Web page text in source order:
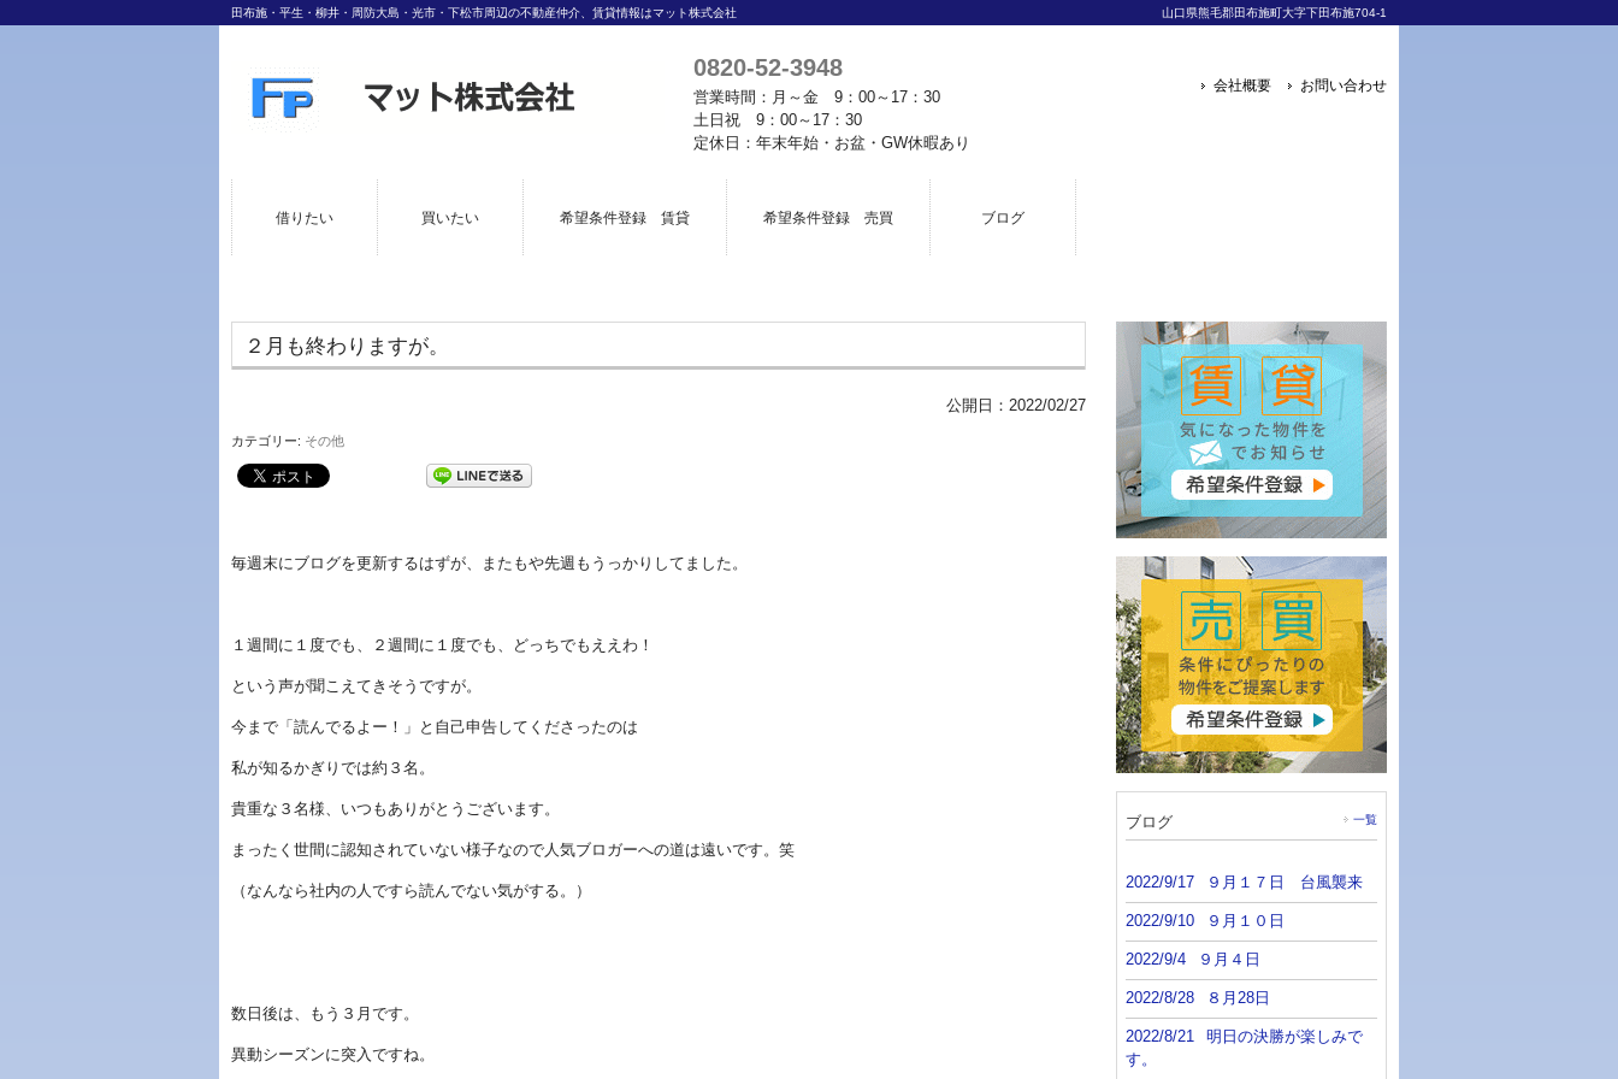
田布施・平生・柳井・周防大島・光市・下松市周辺の不動産仲介、賃貸情報はマット株式会社 山口県熊毛郡田布施町大字下田布施704-1
0820-52-3948
営業時間：月～金 9：00～17：30
土日祝 9：00～17：30
定休日：年末年始・お盆・GW休暇あり
会社概要 お問い合わせ
借りたい 買いたい 希望条件登録 賃貸 希望条件登録 売買 ブログ
２月も終わりますが。
公開日： 2022/02/27
カテゴリー: その他
毎週末にブログを更新するはずが、またもや先週もうっかりしてました。
１週間に１度でも、２週間に１度でも、どっちでもええわ！
という声が聞こえてきそうですが。
今まで「読んでるよー！」と自己申告してくださったのは
私が知るかぎりでは約３名。
貴重な３名様、いつもありがとうございます。
まったく世間に認知されていない様子なので人気ブロガーへの道は遠いです。笑
（なんなら社内の人ですら読んでない気がする。）
数日後は、もう３月です。
異動シーズンに突入ですね。
ブログ 一覧
2022/9/17 ９月１７日 台風襲来
2022/9/10 ９月１０日
2022/9/4 ９月４日
2022/8/28 ８月28日
2022/8/21
明日の決勝が楽しみで
す。